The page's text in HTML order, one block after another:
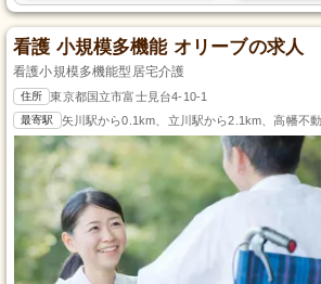
看護 小規模多機能 オリーブの求人
看護小規模多機能型居宅介護
住所 東京都国立市富士見台4-10-1
最寄駅 矢川駅から0.1km、立川駅から2.1km、高幡不